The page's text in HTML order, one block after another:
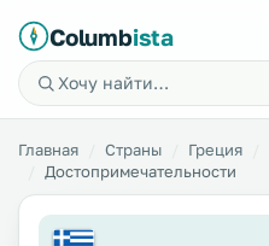
Columbista
Главная Страны Греция
Достопримечательности